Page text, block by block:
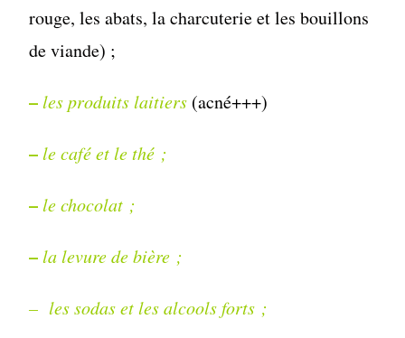
rouge, les abats, la charcuterie et les bouillons
de viande) ;
– les produits laitiers (acné+++)
– le café et le thé ;
–le chocolat ;
–la levure de bière ;
– les sodas et les alcools forts ;